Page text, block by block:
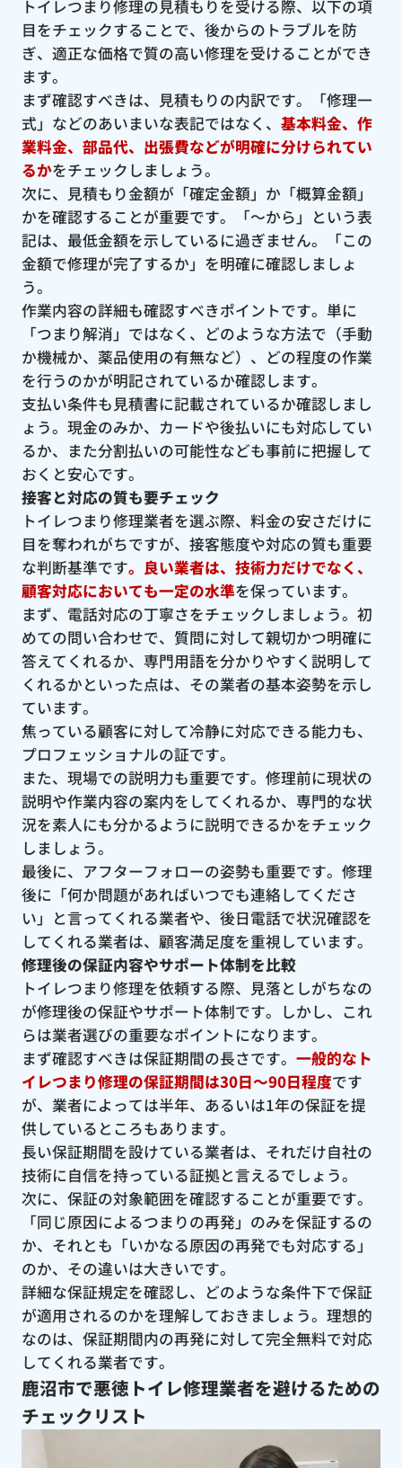
トイレつまり修理の見積もりを受ける際、以下の項
目をチェックすることで、後からのトラブルを防
ぎ、適正な価格で質の高い修理を受けることができ
ます。
まず確認すべきは、見積もりの内訳です。「修理一
式」などのあいまいな表記ではなく、 基本料金、作
業料金、部品代、出張費などが明確に分けられてい
るかをチェックしましょう。
次に、見積もり金額が「確定金額」か「概算金額」
かを確認することが重要です。「〜から」という表
記は、最低金額を示しているに過ぎません。「この
金額で修理が完了するか」を明確に確認しましょ
う。
作業内容の詳細も確認すべきポイントです。単に
「つまり解消」ではなく、どのような方法で（手動
か機械か、薬品使用の有無など）、どの程度の作業
を行うのかが明記されているか確認します。
支払い条件も見積書に記載されているか確認しまし
ょう。現金のみか、カードや後払いにも対応してい
るか、また分割払いの可能性なども事前に把握して
おくと安心です。
接客と対応の質も要チェック
トイレつまり修理業者を選ぶ際、料金の安さだけに
目を奪われがちですが、接客態度や対応の質も重要
な判断基準です。良い業者は、技術力だけでなく、
顧客対応においても一定の水準を保っています。
まず、電話対応の丁寧さをチェックしましょう。初
めての問い合わせで、質問に対して親切かつ明確に
答えてくれるか、専門用語を分かりやすく説明して
くれるかといった点は、その業者の基本姿勢を示し
ています。
焦っている顧客に対して冷静に対応できる能力も、
プロフェッショナルの証です。
また、現場での説明力も重要です。修理前に現状の
説明や作業内容の案内をしてくれるか、専門的な状
況を素人にも分かるように説明できるかをチェック
しましょう。
最後に、アフターフォローの姿勢も重要です。修理
後に「何か問題があればいつでも連絡してくださ
い」と言ってくれる業者や、後日電話で状況確認を
してくれる業者は、顧客満足度を重視しています。
修理後の保証内容やサポート体制を比較
トイレつまり修理を依頼する際、見落としがちなの
が修理後の保証やサポート体制です。しかし、これ
らは業者選びの重要なポイントになります。
まず確認すべきは保証期間の長さです。 一般的なト
イレつまり修理の保証期間は30日〜90日程度です
が、業者によっては半年、あるいは1年の保証を提
供しているところもあります。
長い保証期間を設けている業者は、それだけ自社の
技術に自信を持っている証拠と言えるでしょう。
次に、保証の対象範囲を確認することが重要です。
「同じ原因によるつまりの再発」のみを保証するの
か、それとも「いかなる原因の再発でも対応する」
のか、その違いは大きいです。
詳細な保証規定を確認し、どのような条件下で保証
が適用されるのかを理解しておきましょう。理想的
なのは、保証期間内の再発に対して完全無料で対応
してくれる業者です。
鹿沼市で悪徳トイレ修理業者を避けるための
チェックリスト